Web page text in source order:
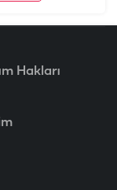
Hakları